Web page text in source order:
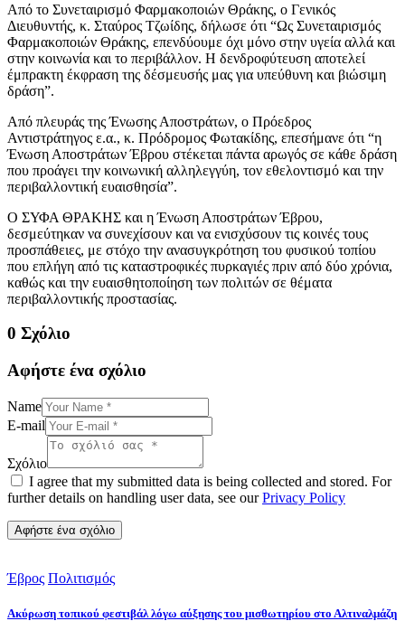
Από το Συνεταιρισμό Φαρμακοποιών Θράκης, ο Γενικός
Διευθυντής, κ. Σταύρος Τζωίδης, δήλωσε ότι “Ως Συνεταιρισμός
Φαρμακοποιών Θράκης, επενδύουμε όχι μόνο στην υγεία αλλά και
στην κοινωνία και το περιβάλλον. Η δενδροφύτευση αποτελεί
έμπρακτη έκφραση της δέσμευσής μας για υπεύθυνη και βιώσιμη
δράση”.
Από πλευράς της Ένωσης Αποστράτων, ο Πρόεδρος
Αντιστράτηγος ε.α., κ. Πρόδρομος Φωτακίδης, επεσήμανε ότι “η
Ένωση Αποστράτων Έβρου στέκεται πάντα αρωγός σε κάθε δράση
που προάγει την κοινωνική αλληλεγγύη, τον εθελοντισμό και την
περιβαλλοντική ευαισθησία”.
Ο ΣΥΦΑ ΘΡΑΚΗΣ και η Ένωση Αποστράτων Έβρου,
δεσμεύτηκαν να συνεχίσουν και να ενισχύσουν τις κοινές τους
προσπάθειες, με στόχο την ανασυγκρότηση του φυσικού τοπίου
που επλήγη από τις καταστροφικές πυρκαγιές πριν από δύο χρόνια,
καθώς και την ευαισθητοποίηση των πολιτών σε θέματα
περιβαλλοντικής προστασίας.
0 Σχόλιο
Αφήστε ένα σχόλιο
Name
E-mail
Σχόλιο
I agree that my submitted data is being collected and stored. For
further details on handling user data, see ourPrivacy Policy
Έβρος Πολιτισμός
Ακύρωση τοπικού φεστιβάλ λόγω αύξησης του μισθωτηρίου στο Αλτιναλμάζη